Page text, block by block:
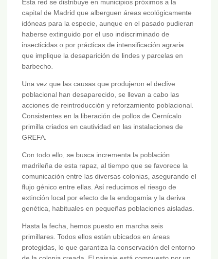
Esta red se distribuye en municipios próximos a la
capital de Madrid que alberguen áreas ecológicamente
idóneas para la especie, aunque en el pasado pudieran
haberse extinguido por el uso indiscriminado de
insecticidas o por prácticas de intensificación agraria
que implique la desaparición de lindes y parcelas en
barbecho.
Una vez que las causas que produjeron el declive
poblacional han desaparecido, se llevan a cabo las
acciones de reintroducción y reforzamiento poblacional.
Consistentes en la liberación de pollos de Cernícalo
primilla criados en cautividad en las instalaciones de
GREFA.
Con todo ello, se busca incrementa la población
madrileña de esta rapaz, al tiempo que se favorece la
comunicación entre las diversas colonias, asegurando el
flujo génico entre ellas. Así reducimos el riesgo de
extinción local por efecto de la endogamia y la deriva
genética, habituales en pequeñas poblaciones aisladas.
Hasta la fecha, hemos puesto en marcha seis
primillares. Todos ellos están ubicados en áreas
protegidas, lo que garantiza la conservación del entorno